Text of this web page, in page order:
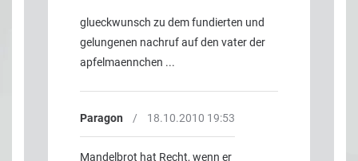
glueckwunsch zu dem fundierten und
gelungenen nachruf auf den vater der
apfelmaennchen ...
Paragon / 18.10.2010 19:53
Mandelbrot hat Recht, wenn er